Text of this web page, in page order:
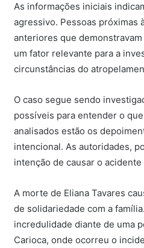
As informações iniciais
agressivo. Pessoas próximas
anteriores que
um fator relevante para a
circunstâncias do
O caso segue sendo
possíveis para entender o
analisados ​​estão os
intencional. As autoridades,
intenção de causar o
A morte de Eliana Tavares
de solidariedade com a
incredulidade diante de uma
Carioca, onde ocorreu o